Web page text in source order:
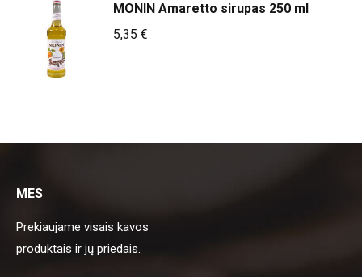
MONIN Amaretto sirupas 250 ml
5,35 €
MES
Prekiaujame visais kavos
produktais ir jų priedais.